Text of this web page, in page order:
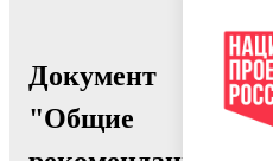
Документ
"Общие